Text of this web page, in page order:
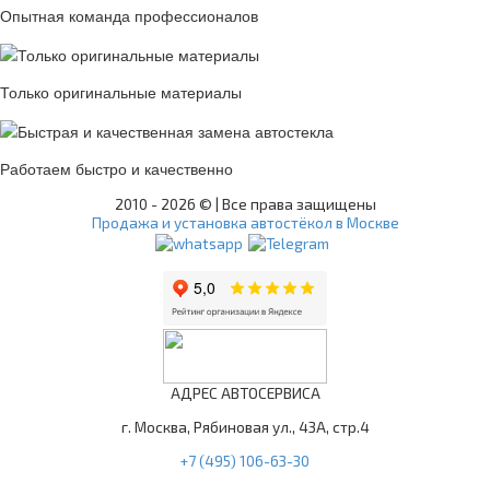
Опытная команда профессионалов
Только оригинальные материалы
Работаем быстро и качественно
2010 - 2026 © | Все права защищены
Продажа и установка автостёкол в Москве
АДРЕС АВТОСЕРВИСА
г. Москва, Рябиновая ул., 43А, стр.4
+7 (495) 106-63-30